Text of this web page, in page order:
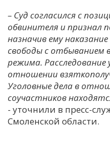
– Суд согласился с
обвинителя и признал
назначив ему
свободы с отбыванием
режима. Расследование
отношении
Уголовные дела в
соучастников
- уточнили в пресс-
Смоленской области.